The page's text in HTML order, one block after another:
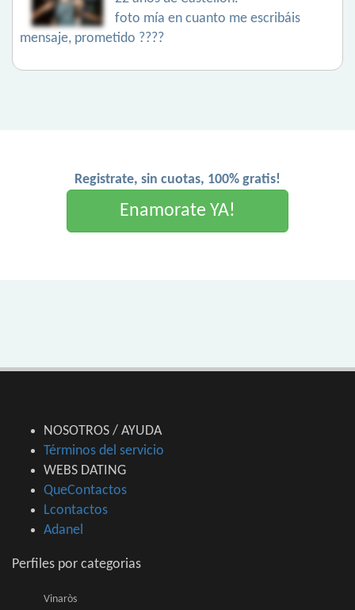
foto mía en cuanto me escribáis
mensaje, prometido ????
Registrate, sin cuotas, 100% gratis!
Enamorate YA!
NOSOTROS / AYUDA
Términos del servicio
WEBS DATING
QueContactos
Lcontactos
Adanel
Perfiles por categorias
Vinaròs